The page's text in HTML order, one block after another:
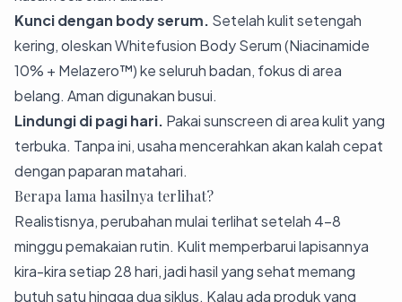
Kunci dengan body serum. Setelah kulit setengah
kering, oleskanWhitefusion Body Serum(Niacinamide
10% + Melazero™) ke seluruh badan, fokus di area
belang. Aman digunakan busui.
Lindungi di pagi hari. Pakai sunscreen di area kulit yang
terbuka. Tanpa ini, usaha mencerahkan akan kalah cepat
dengan paparan matahari.
Berapa lama hasilnya terlihat?
Realistisnya, perubahan mulai terlihat setelah 4–8
minggu pemakaian rutin. Kulit memperbarui lapisannya
kira-kira setiap 28 hari, jadi hasil yang sehat memang
butuh satu hingga dua siklus. Kalau ada produk yang